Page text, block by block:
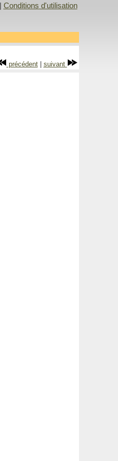
Conditions d'utilisation
précédent| suivant